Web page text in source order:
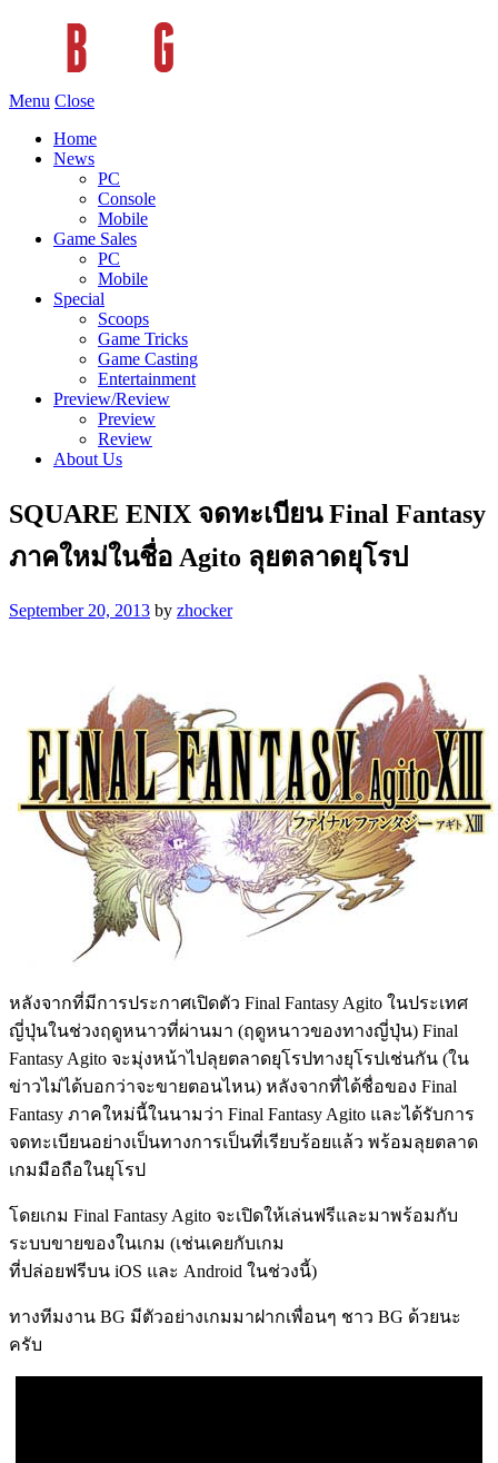
Menu Close
Home
News
PC
Console
Mobile
Game Sales
PC
Mobile
Special
Scoops
Game Tricks
Game Casting
Entertainment
Preview/Review
Preview
Review
About Us
SQUARE ENIX จดทะเบียน Final Fantasy
ภาคใหม่ในชื่อ Agito ลุยตลาดยุโรป
September 20, 2013 by zhocker
หลังจากที่มีการประกาศเปิดตัว Final Fantasy Agito ในประเทศ
ญี่ปุ่นในช่วงฤดูหนาวที่ผ่านมา (ฤดูหนาวของทางญี่ปุ่น) Final
Fantasy Agito จะมุ่งหน้าไปลุยตลาดยุโรปทางยุโรปเช่นกัน (ใน
ข่าวไม่ได้บอกว่าจะขายตอนไหน) หลังจากที่ได้ชื่อของ Final
Fantasy ภาคใหม่นี้ในนามว่า Final Fantasy Agito และได้รับการ
จดทะเบียนอย่างเป็นทางการเป็นที่เรียบร้อยแล้ว พร้อมลุยตลาด
เกมมือถือในยุโรป
โดยเกม Final Fantasy Agito จะเปิดให้เล่นฟรีและมาพร้อมกับ
ระบบขายของในเกม (เช่นเคยกับเกม
ที่ปล่อยฟรีบน iOS และ Android ในช่วงนี้)
ทางทีมงาน BG มีตัวอย่างเกมมาฝากเพื่อนๆ ชาว BG ด้วยนะ
ครับ